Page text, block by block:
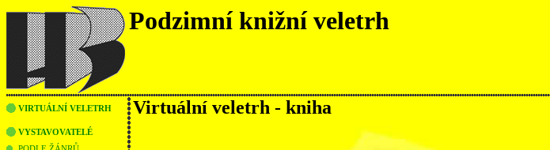
Podzimní knižní veletrh
VIRTUÁLNÍ VELETRH
VYSTAVOVATELÉ
Virtuální veletrh - kniha